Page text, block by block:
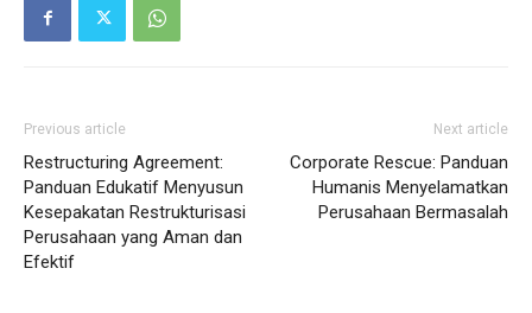
Previous article
Restructuring Agreement:
Panduan Edukatif Menyusun
Kesepakatan Restrukturisasi
Perusahaan yang Aman dan
Efektif
Next article
Corporate Rescue: Panduan
Humanis Menyelamatkan
Perusahaan Bermasalah